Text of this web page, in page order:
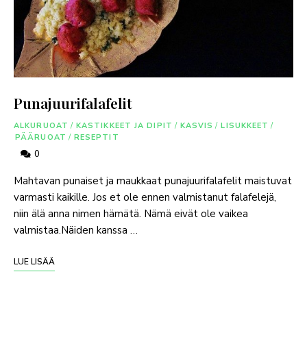
Punajuurifalafelit
ALKURUOAT / KASTIKKEET JA DIPIT / KASVIS / LISUKKEET /
PÄÄRUOAT / RESEPTIT
0
Mahtavan punaiset ja maukkaat punajuurifalafelit maistuvat
varmasti kaikille. Jos et ole ennen valmistanut falafelejä,
niin älä anna nimen hämätä. Nämä eivät ole vaikea
valmistaa.Näiden kanssa …
LUE LISÄÄ